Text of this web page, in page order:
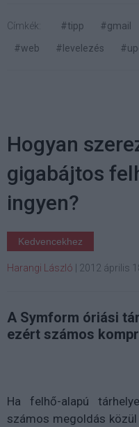
Címkék: #tipp #gmail
#web
#levelezés
Hogyan
gigabájtos
ingyen?
Kedvencekhez
Harangi László 2012 április
A Symform óriási
ezért számos
Ha felhő-alapú
számos megoldás